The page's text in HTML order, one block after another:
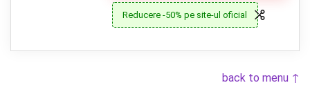
Reducere -50% pe site-ul oficial
back to menu ↑